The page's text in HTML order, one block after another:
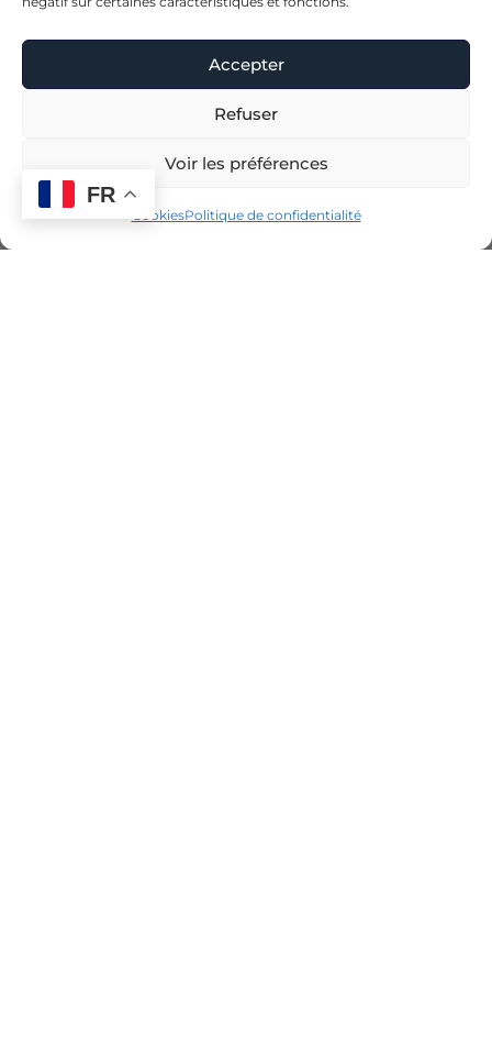
Accepter
Refuser
Voir les préférences
CookiesPolitique de confidentialité
FR